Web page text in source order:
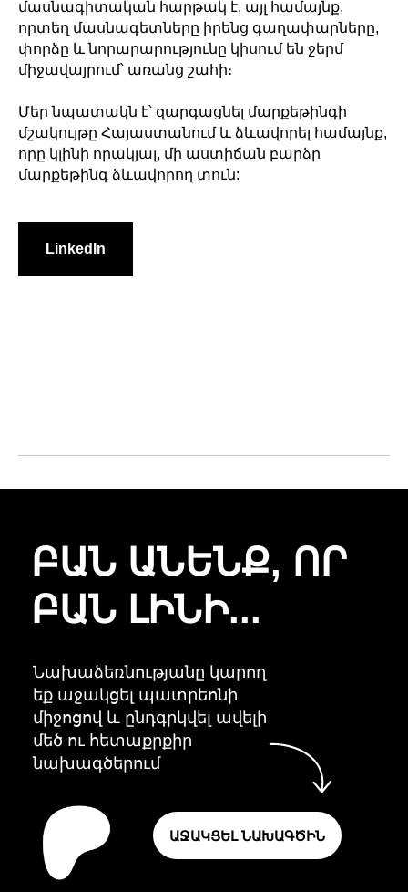
մասնագիտական հարթակ է, այլ համայնք,
որտեղ մասնագետները իրենց գաղափարները,
փորձը և նորարարությունը կիսում են ջերմ
միջավայրում՝ առանց շահի։
Մեր նպատակն է՝ զարգացնել մարքեթինգի
մշակույթը Հայաստանում և ձևավորել համայնք,
որը կլինի որակյալ, մի աստիճան բարձր
մարքեթինգ ձևավորող տուն:
LinkedIn